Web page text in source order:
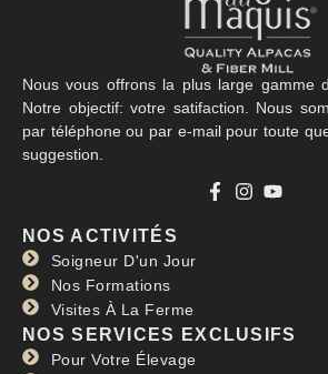
Nous vous offrons la plus large gamme
Notre objectif: votre satifaction. Nous
par téléphone ou par e-mail pour toute
suggestion.
NOS ACTIVITÉS
Soigneur D'un Jour
Nos Formations
Visites À La Ferme
NOS SERVICES EXCLUSIFS
Pour Votre Élevage